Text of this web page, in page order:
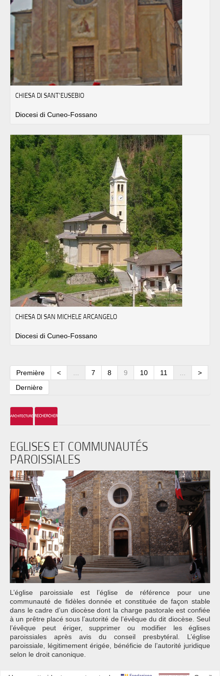
CHIESA DI SANT'EUSEBIO
Diocesi di Cuneo-Fossano
CHIESA DI SAN MICHELE ARCANGELO
Diocesi di Cuneo-Fossano
Première < ... 7 8 9 10 11 ...
>
Dernière
EGLISES ET COMMUNAUTÉS
PAROISSIALES
L’église paroissiale est l’église de référence pour une
communauté de fidèles donnée et constituée de façon stable
dans le cadre d’un diocèse dont la charge pastorale est confiée
à un prêtre placé sous l’autorité de l’évêque du dit diocèse. Seul
l’évêque peut ériger, supprimer ou modifier les églises
paroissiales après avis du conseil presbytéral. L’église
paroissiale, légitimement érigée, bénéficie de l’autorité juridique
selon le droit canonique.